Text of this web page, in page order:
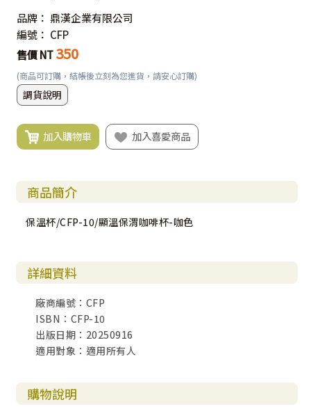
品牌： 鼎漢企業有限公司
編號： CFP
售價 NT 350
(商品可訂購，結帳後立刻為您進貨，請安心訂購)
調貨說明
加入購物車 加入喜愛商品
商品簡介
保溫杯/CFP-10/顯溫保渭咖啡杯-咖色
詳細資料
廠商編號：CFP
ISBN：CFP-10
出版日期：20250916
適用對象：適用所有人
購物說明